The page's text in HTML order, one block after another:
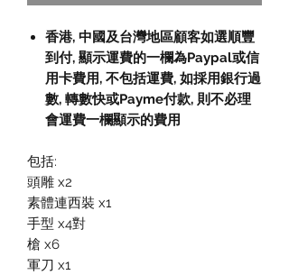
香港, 中國及台灣地區顧客如選順豐
到付, 顯示運費的一欄為Paypal或信
用卡費用, 不包括運費, 如採用銀行過
數, 轉數快或Payme付款, 則不必理
會運費一欄顯示的費用
包括:
頭雕 x2
素體連西裝 x1
手型 x4對
槍 x6
軍刀 x1